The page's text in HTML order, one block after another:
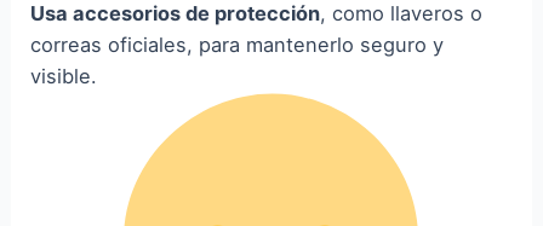
Usa accesorios de protección, como llaveros o
correas oficiales, para mantenerlo seguro y
visible.